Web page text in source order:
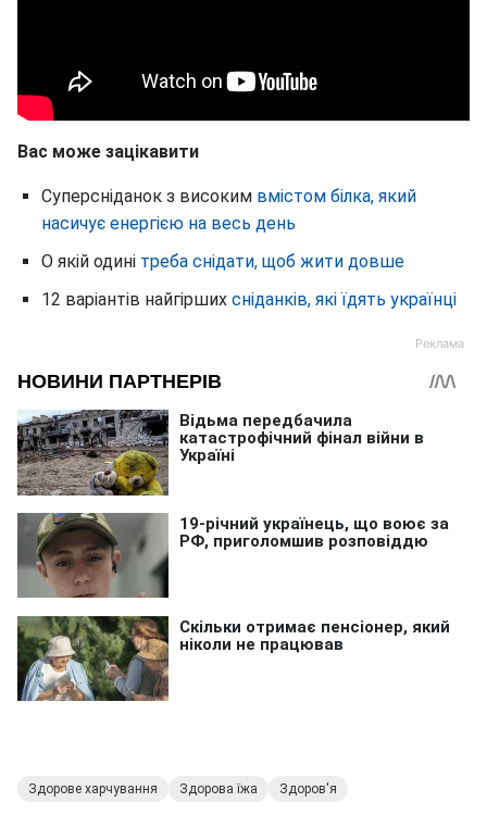
Вас може зацікавити
Суперсніданок з високим вмістом білка, який
насичує енергією на весь день
О якій одині треба снідати, щоб жити довше
12 варіантів найгірших сніданків, які їдять українці
Здорове харчування Здорова їжа Здоров'я